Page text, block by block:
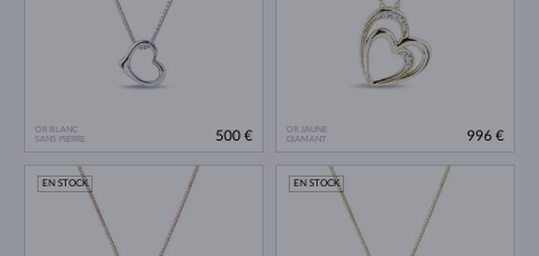
OR BLANC
SANS PIERRE
500 €
OR JAUNE
DIAMANT
996 €
EN STOCK EN STOCK